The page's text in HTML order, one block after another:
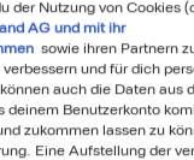
Körper mit
die Du
der Nutzung von Cookies
AG und mit ihr
sowie ihren Partnern
und für dich
auch die Daten aus
deinem Benutzerkonto
zukommen lassen zu
Eine Aufstellung der